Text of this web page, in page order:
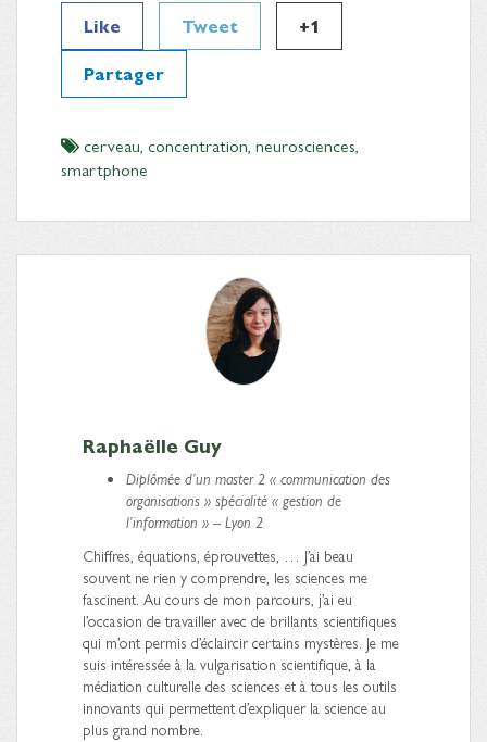
Like
Tweet
+1
Partager
cerveau, concentration, neurosciences,
smartphone
Raphaëlle Guy
Diplômée d’un master 2 « communication des
organisations » spécialité « gestion de
l’information » – Lyon 2
Chiffres, équations, éprouvettes, … J’ai beau
souvent ne rien y comprendre, les sciences me
fascinent. Au cours de mon parcours, j’ai eu
l’occasion de travailler avec de brillants scientifiques
qui m’ont permis d’éclaircir certains mystères. Je me
suis intéressée à la vulgarisation scientifique, à la
médiation culturelle des sciences et à tous les outils
innovants qui permettent d’expliquer la science au
plus grand nombre.